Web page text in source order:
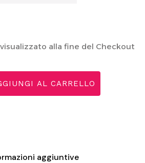
alla fine del Checkout
AL CARRELLO
aggiuntive